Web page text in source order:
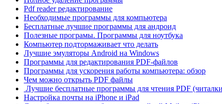
Pdf reader редактирование
Необходимые программы для компьютера
Бесплатные лучшие программы для андроид
Полезные програмы. Программы для ноутбука
Компьютер подтормаживает что делать
Лучшие эмуляторы Android на Windows
Программы для редактирования PDF-файлов
Программы для ускорения работы компьютера: обзор
Чем можно открыть PDF файлы
Лучшие бесплатные программы для чтения PDF
Настройка почты на iPhone и iPad